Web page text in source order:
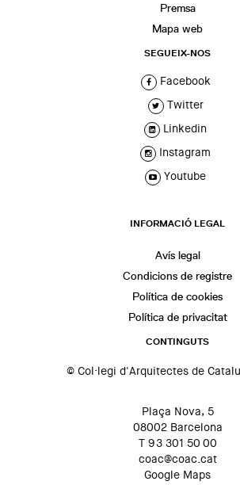
Premsa
Mapa web
SEGUEIX-NOS
Facebook
Twitter
Linkedin
Instagram
Youtube
INFORMACIÓ LEGAL
Avís legal
Condicions de registre
Política de cookies
Política de privacitat
CONTINGUTS
© Col·legi d'Arquitectes de
Plaça Nova, 5
08002 Barcelona
T 93 301 50 00
coac@coac.cat
Google Maps